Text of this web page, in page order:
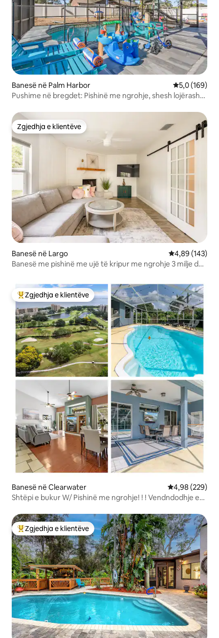
Banesë në Palm Harbor Vlerësimi
5,0 (169)
Pushime në bregdet: Pishinë me ngrohje, shesh lojërash
Zgjedhja e klientëve
Zgjedhja e klientëve
Banesë në Largo Vlerësimi
4,89 (143)
Banesë me pishinë me ujë të kripur me ngrohje 3 milje deri
Më të mirat e zgjedhjeve të klientëve
Zgjedhja e klientëve
Banesë në Clearwater Vlerësimi
4,98 (229)
Shtëpi e bukur W/ Pishinë me ngrohje! ! ! Vendndodhje e
Më të mirat e zgjedhjeve të klientëve
Zgjedhja e klientëve